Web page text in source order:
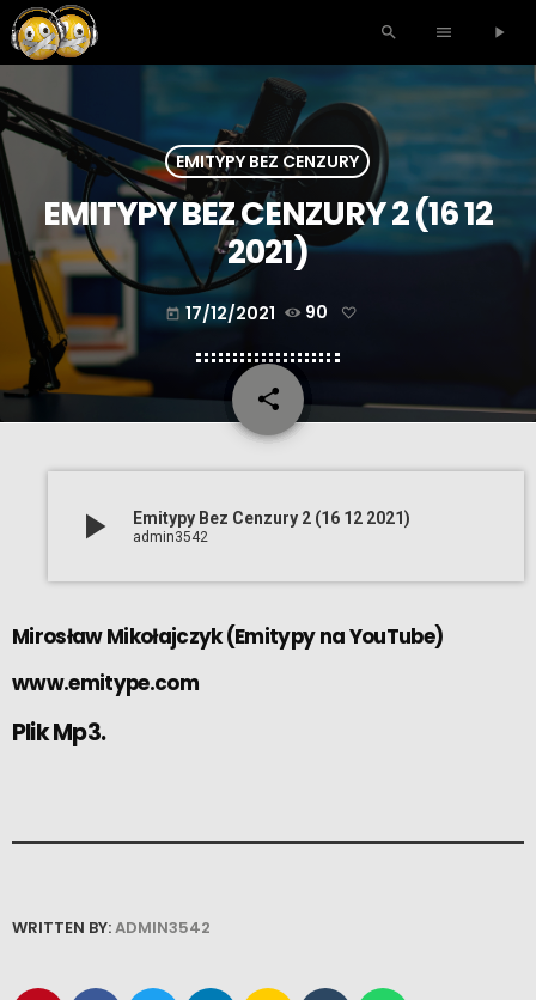
search menu play_arrow
EMITYPY BEZ CENZURY
EMITYPY BEZ CENZURY 2 (16 12
2021)
today 17/12/2021 90
share
email
play_arrow Emitypy Bez Cenzury 2 (16 12 2021)
admin3542
Mirosław Mikołajczyk(Emitypy na YouTube)
www.emitype.com
Plik Mp3.
WRITTEN BY:ADMIN3542